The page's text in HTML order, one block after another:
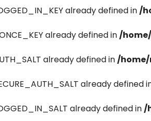
already defined in/
already defined in/
already defined in/
already defined
already defined in/